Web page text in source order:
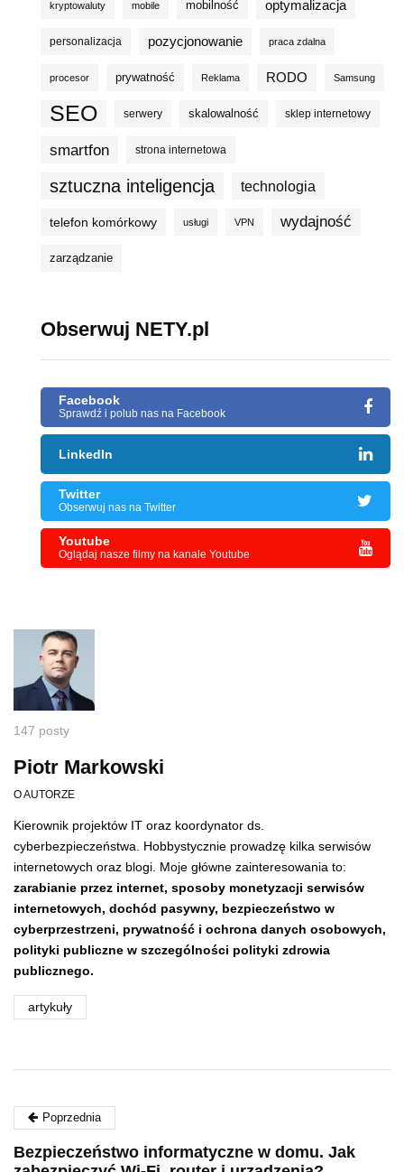
kryptowaluty mobile mobilność optymalizacja
personalizacja pozycjonowanie praca zdalna
procesor prywatność Reklama RODO Samsung
SEO serwery skalowalność sklep internetowy
smartfon strona internetowa
sztuczna inteligencja technologia
telefon komórkowy usługi VPN wydajność
zarządzanie
Obserwuj NETY.pl
Facebook
Sprawdź i polub nas na Facebook
LinkedIn
Twitter
Obserwuj nas na Twitter
Youtube
Oglądaj nasze filmy na kanale Youtube
147 posty
Piotr Markowski
O AUTORZE
Kierownik projektów IT oraz koordynator ds.
cyberbezpieczeństwa. Hobbystycznie prowadzę kilka serwisów
internetowych oraz blogi. Moje główne zainteresowania to:
zarabianie przez internet, sposoby monetyzacji serwisów
internetowych, dochód pasywny, bezpieczeństwo w
cyberprzestrzeni, prywatność i ochrona danych osobowych,
polityki publiczne w szczególności polityki zdrowia
publicznego.
artykuły
Poprzednia
Bezpieczeństwo informatyczne w domu. Jak